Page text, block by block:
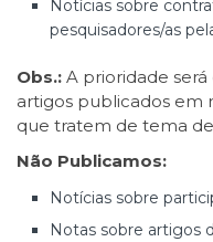
Notícias sobre
pesquisadores/as
Obs.: A prioridade
artigos publicados em
que tratem de tema
Não Publicamos:
Notícias sobre
Notas sobre artigos